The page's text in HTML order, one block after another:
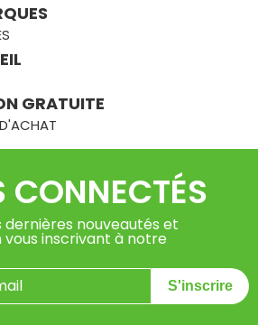
GRATUITE
CONNECTÉS
dernières nouveautés et
vous inscrivant à notre
S'inscrire